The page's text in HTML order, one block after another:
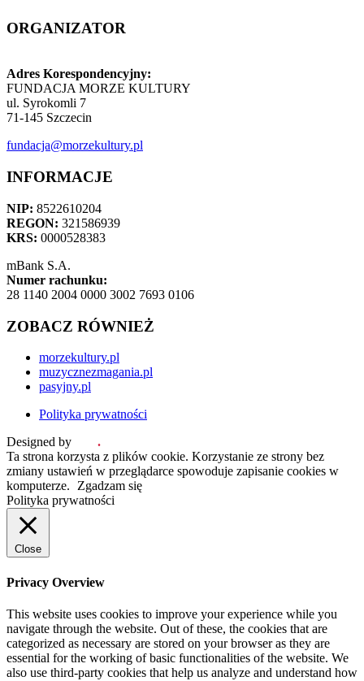
ORGANIZATOR
Adres Korespondencyjny:
FUNDACJA MORZE KULTURY
ul. Syrokomli 7
71-145 Szczecin
fundacja@morzekultury.pl
INFORMACJE
NIP: 8522610204
REGON: 321586939
KRS: 0000528383
mBank S.A.
Numer rachunku:
28 1140 2004 0000 3002 7693 0106
ZOBACZ RÓWNIEŻ
morzekultury.pl
muzycznezmagania.pl
pasyjny.pl
Polityka prywatności
Designed by
.
Ta strona korzysta z plików cookie. Korzystanie ze strony bez
zmiany ustawień w przeglądarce spowoduje zapisanie cookies w
komputerze.
Zgadzam się
Polityka prywatności
Close
Privacy Overview
This website uses cookies to improve your experience while you
navigate through the website. Out of these, the cookies that are
categorized as necessary are stored on your browser as they are
essential for the working of basic functionalities of the website. We
also use third-party cookies that help us analyze and understand how